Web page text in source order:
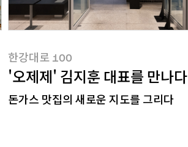
한강대로 100
'오제제' 김지훈 대표를 만나다
돈가스 맛집의 새로운 지도를 그리다